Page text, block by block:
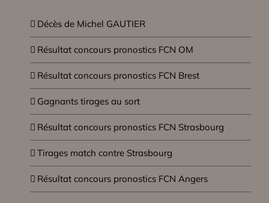
Décès de Michel GAUTIER
Résultat concours pronostics FCN OM
Résultat concours pronostics FCN Brest
Gagnants tirages au sort
Résultat concours pronostics FCN Strasbourg
Tirages match contre Strasbourg
Résultat concours pronostics FCN Angers